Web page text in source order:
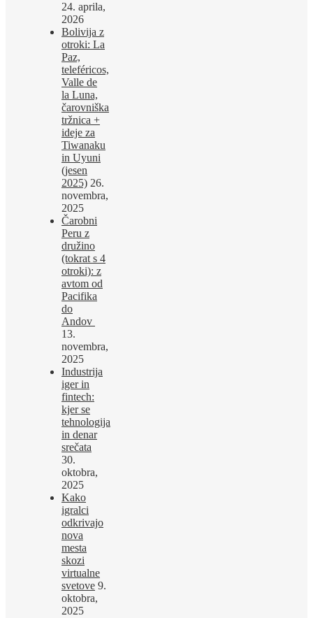
24. aprila,
2026
Bolivija z
otroki: La
Paz,
teleféricos,
Valle de
la Luna,
čarovniška
tržnica +
ideje za
Tiwanaku
in Uyuni
(jesen
2025) 26.
novembra,
2025
Čarobni
Peru z
družino
(tokrat s 4
otroki): z
avtom od
Pacifika
do
Andov
13.
novembra,
2025
Industrija
iger in
fintech:
kjer se
tehnologija
in denar
srečata
30.
oktobra,
2025
Kako
igralci
odkrivajo
nova
mesta
skozi
virtualne
svetove 9.
oktobra,
2025